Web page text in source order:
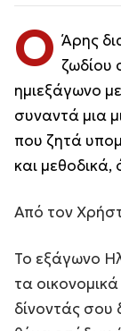
Ο Άρης
ζωδίου
ημιεξάγωνο
συναντά μια
που ζητά
και μεθοδικά,
Από τον
Το εξάγωνο
τα
δίνοντάς σου